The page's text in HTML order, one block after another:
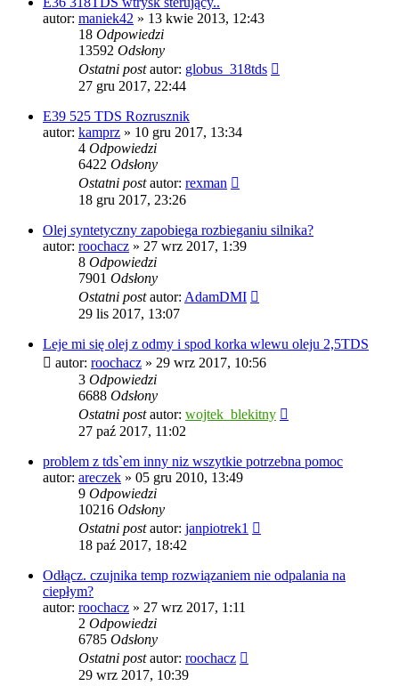
autor: maniek42 » 13 kwie 2013, 12:43
18 Odpowiedzi
13592 Odsłony
Ostatni postautor: globus_318tds
27 gru 2017, 22:44
E39 525 TDS Rozrusznik
autor: kamprz » 10 gru 2017, 13:34
4 Odpowiedzi
6422 Odsłony
Ostatni postautor: rexman
18 gru 2017, 23:26
Olej syntetyczny zapobiega rozbieganiu silnika?
autor: roochacz » 27 wrz 2017, 1:39
8 Odpowiedzi
7901 Odsłony
Ostatni postautor: AdamDMI
29 lis 2017, 13:07
Leje mi się olej z odmy i spod korka wlewu oleju 2,5TDS
autor: roochacz » 29 wrz 2017, 10:56
3 Odpowiedzi
6688 Odsłony
Ostatni postautor: wojtek_blekitny
27 paź 2017, 11:02
problem z tds`em inny niz wszytkie potrzebna pomoc
autor: areczek » 05 gru 2010, 13:49
9 Odpowiedzi
10216 Odsłony
Ostatni postautor: janpiotrek1
18 paź 2017, 18:42
Odłącz. czujnika temp rozwiązaniem nie odpalania na
ciepłym?
autor: roochacz » 27 wrz 2017, 1:11
2 Odpowiedzi
6785 Odsłony
Ostatni postautor: roochacz
29 wrz 2017, 10:39